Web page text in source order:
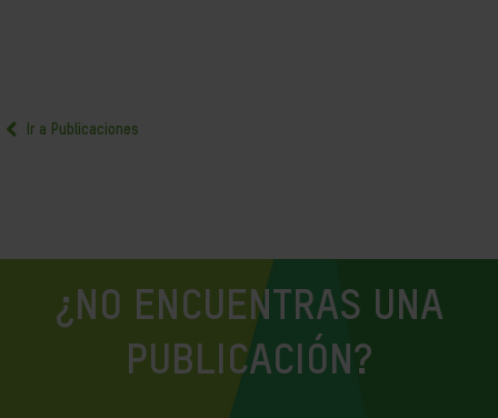
Ir a Publicaciones
¿NO ENCUENTRAS UNA
PUBLICACIÓN?